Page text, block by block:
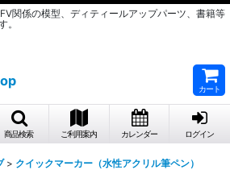
関係の模型、ディティールアップパーツ、書籍等
。
カート
商品検索 ご利用案内 カレンダー ログイン
> クイックマーカー（水性アクリル筆ペン）